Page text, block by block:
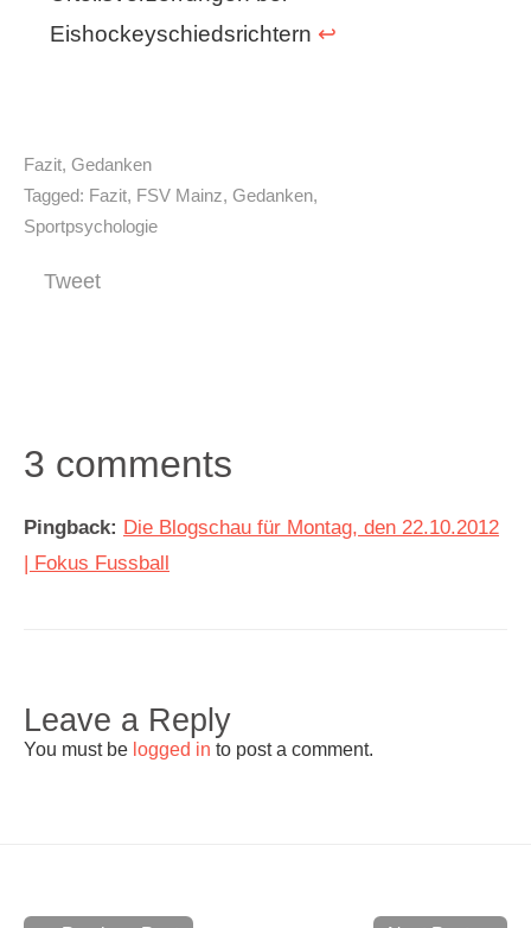
Eishockeyschiedsrichtern ↩
Fazit, Gedanken
Tagged: Fazit, FSV Mainz, Gedanken,
Sportpsychologie
Tweet
3 comments
Pingback: Die Blogschau für Montag, den 22.10.2012
| Fokus Fussball
Leave a Reply
You must be logged in to post a comment.